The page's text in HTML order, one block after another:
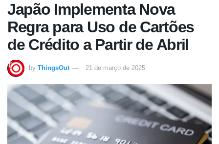
Japão Implementa Nova
Regra para Uso de Cartões
de Crédito a Partir de Abril
by ThingsOut 21 de março de 2025